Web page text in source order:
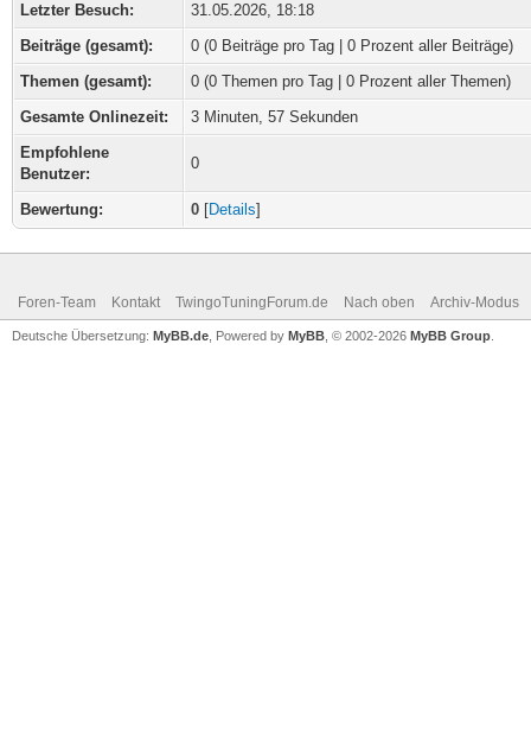
Letzter Besuch:
31.05.2026, 18:18
Beiträge (gesamt):
0 (0 Beiträge pro Tag | 0 Prozent aller Beiträge)
Themen (gesamt):
0 (0 Themen pro Tag | 0 Prozent aller Themen)
Gesamte Onlinezeit:
3 Minuten, 57 Sekunden
Empfohlene
Benutzer:
0
Bewertung: 0 [Details]
Foren-Team Kontakt TwingoTuningForum.de Nach oben Archiv-Modus
Deutsche Übersetzung: MyBB.de , Powered by MyBB , © 2002-2026 MyBB Group